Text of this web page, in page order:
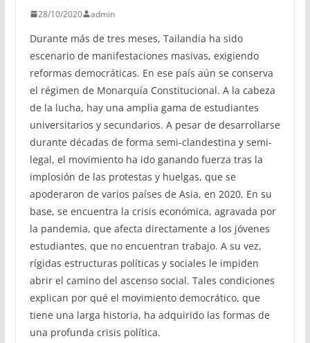
28/10/2020 admin
Durante más de tres meses, Tailandia ha sido
escenario de manifestaciones masivas, exigiendo
reformas democráticas. En ese país aún se conserva
el régimen de Monarquía Constitucional. A la cabeza
de la lucha, hay una amplia gama de estudiantes
universitarios y secundarios. A pesar de desarrollarse
durante décadas de forma semi-clandestina y semi-
legal, el movimiento ha ido ganando fuerza tras la
implosión de las protestas y huelgas, que se
apoderaron de varios países de Asia, en 2020. En su
base, se encuentra la crisis económica, agravada por
la pandemia, que afecta directamente a los jóvenes
estudiantes, que no encuentran trabajo. A su vez,
rígidas estructuras políticas y sociales le impiden
abrir el camino del ascenso social. Tales condiciones
explican por qué el movimiento democrático, que
tiene una larga historia, ha adquirido las formas de
una profunda crisis política.